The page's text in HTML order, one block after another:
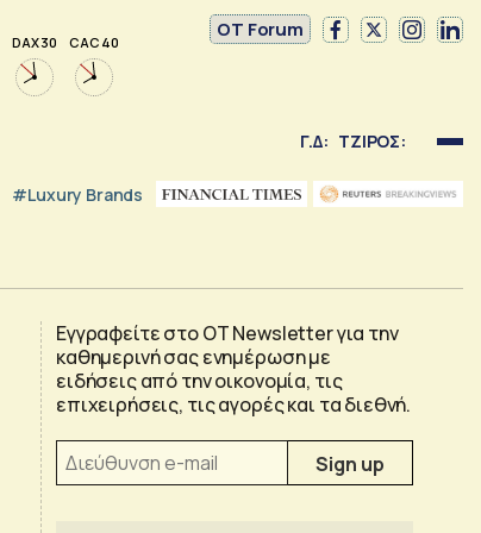
DAX 30 CAC 40
OT Forum
Γ.Δ: ΤΖΙΡΟΣ:
#luxury Brands
Εγγραφείτε στο OT Newsletter για την
καθημερινή σας ενημέρωση με
ειδήσεις από την οικονομία, τις
επιχειρήσεις, τις αγορές και τα διεθνή.